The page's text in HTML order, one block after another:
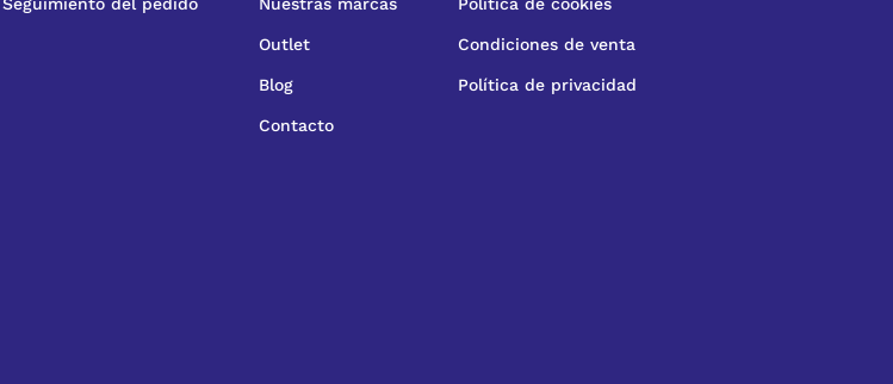
Outlet
Blog
Contacto
Condiciones de venta
Política de privacidad